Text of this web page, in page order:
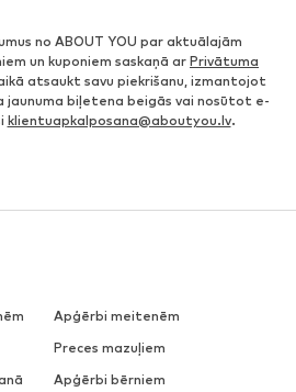
no ABOUT YOU par aktuālajām
un kuponiem saskaņā ar Privātuma
atsaukt savu piekrišanu, izmantojot
biļetena beigās vai nosūtot e-
klientuapkalposana@aboutyou.lv.
Apģērbi meitenēm
Preces mazuļiem
Apģērbi bērniem